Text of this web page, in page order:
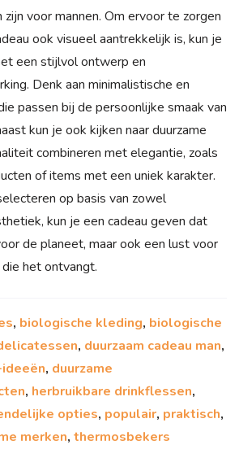
voor mannen. Om ervoor te zorgen
ook visueel aantrekkelijk is, kun je
een stijlvol ontwerp en
Denk aan minimalistische en
passen bij de persoonlijke smaak van
kun je ook kijken naar duurzame
combineren met elegantie, zoals
of items met een uniek karakter.
op basis van zowel
kun je een cadeau geven dat
de planeet, maar ook een lust voor
het ontvangt.
, biologische kleding, biologische
, duurzaam cadeau man,
, duurzame
, herbruikbare drinkflessen,
opties, populair, praktisch,
merken, thermosbekers